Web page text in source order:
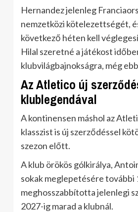
Hernandez jelenleg
nemzetközi kötelezettségét,
következő héten kell
Hilal szeretné a játékost
klubvilágbajnokságra, még
Az Atletico új
klublegendával
A kontinensen máshol az
klasszist is új szerződéssel
szezon előtt.
A klub örökös gólkirálya,
sokak meglepetésére további
meghosszabbította jelenlegi
2027-ig marad a klubnál.